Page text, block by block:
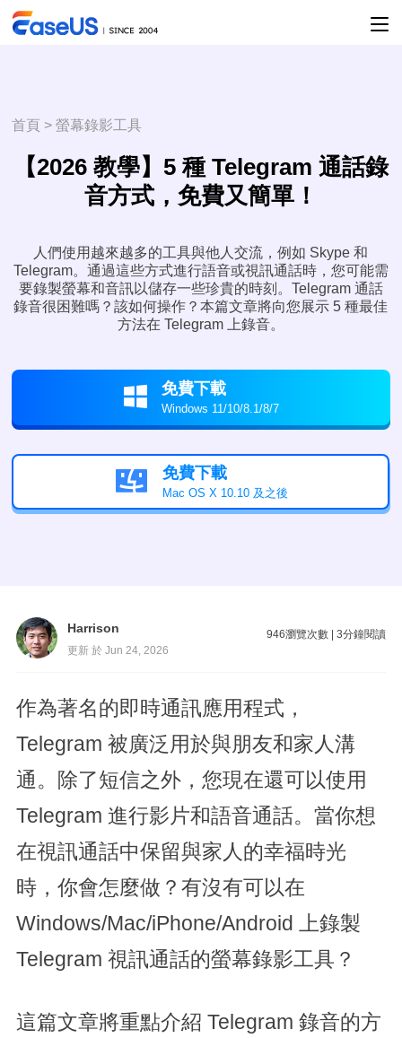
首頁 >螢幕錄影工具
【2026 教學】5 種 Telegram 通話錄
音方式，免費又簡單！
人們使用越來越多的工具與他人交流，例如 Skype 和
Telegram。通過這些方式進行語音或視訊通話時，您可能需
要錄製螢幕和音訊以儲存一些珍貴的時刻。Telegram 通話
錄音很困難嗎？該如何操作？本篇文章將向您展示 5 種最佳
方法在 Telegram 上錄音。
 免費下載
Windows 11/10/8.1/8/7
 免費下載
Mac OS X 10.10 及之後
Harrison
更新 於 Jun 24, 2026
946瀏覽次數 |3分鐘閱讀
作為著名的即時通訊應用程式，
Telegram 被廣泛用於與朋友和家人溝
通。除了短信之外，您現在還可以使用
Telegram 進行影片和語音通話。當你想
在視訊通話中保留與家人的幸福時光
時，你會怎麼做？有沒有可以在
Windows/Mac/iPhone/Android 上錄製
Telegram 視訊通話的螢幕錄影工具？
這篇文章將重點介紹 Telegram 錄音的方